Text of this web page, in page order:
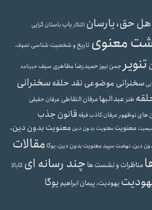
حق، یارسان اکنکارباب باستان گرایی
معنوی تاریخ و شخصیت شناسی تصوف،
تنویر جمن نیوز حمیدرضا مظاهری سیفخبرنامه
سخنرانی موضوعی نقد حلقهسخنرانی
طنز عبدالبهاعرفان التقاطی عرفان حقیقی
های نوظهور عرفان کاذبفرقه قانون جذب
معنویت معنویت بدون دین معنویت بدون دین،
دین، نهضت سپیدمعنویت بدون دین، یوگا مقالات
مناظرات و نشست ها چند رسانه ای کابالا
یهودیت، پیمان ابراهیم یوگا